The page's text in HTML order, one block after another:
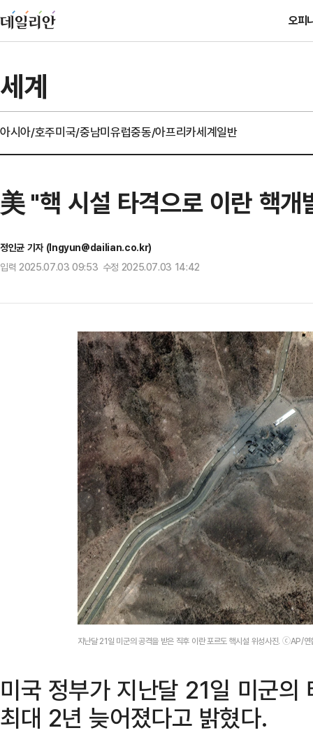
오피
세계
아시아/호주미국/중남미유럽중동/아프리카세계일반
美 "핵 시설 타격으로 이란 핵
정인균 기자 (Ingyun@dailian.co.kr)
입력 2025.07.03 09:53 수정 2025.07.03 14:42
지난달 21일 미군의 공격을 받은 직후 이란 포르도 핵시설 위성사진. ⓒAP/연
미국 정부가 지난달 21일 미군의
최대 2년 늦어졌다고 밝혔다.